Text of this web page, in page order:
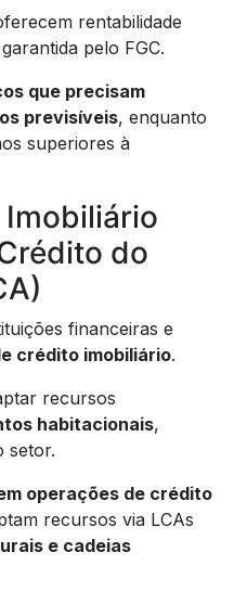
rentabilidade
pelo FGC.
que precisam
previsíveis, enquanto
superiores à
do
financeiras e
crédito imobiliário.
recursos
habitacionais,
setor.
operações de crédito
recursos via LCAs
e cadeias